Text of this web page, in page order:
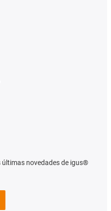
novedades de igus®